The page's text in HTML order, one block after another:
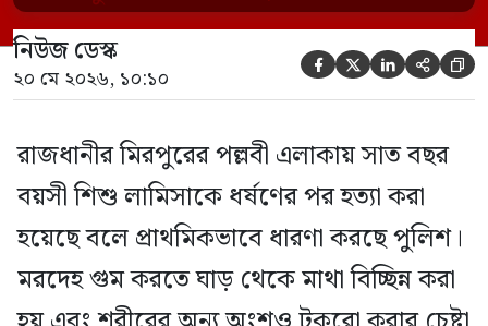
আক্তারকে (২৬) মাত্র ৭ ঘণ্টার […]
নিউজ ডেস্ক
২০ মে ২০২৬, ১০:১০     
রাজধানীর মিরপুরের পল্লবী এলাকায় সাত বছর
বয়সী শিশু লামিসাকে ধর্ষণের পর হত্যা করা
হয়েছে বলে প্রাথমিকভাবে ধারণা করছে পুলিশ।
মরদেহ গুম করতে ঘাড় থেকে মাথা বিচ্ছিন্ন করা